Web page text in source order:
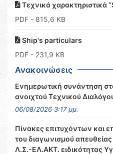
Τεχνικά χαρακτηριστικά
PDF - 815,6 KB
Ship's particulars
PDF - 231,9 KB
Ανακοινώσεις
Ενημερωτική συνάντηση
ανοιχτού Τεχνικού
06/08/2026 3:17 μμ.
Πίνακες επιτυχόντων και
του διαγωνισμού
Λ.Σ.-ΕΛ.ΑΚΤ. ειδικότητας